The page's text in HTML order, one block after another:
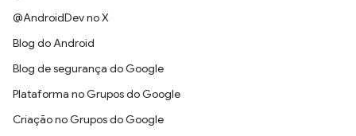
@AndroidDev no X
Blog do Android
Blog de segurança do Google
Plataforma no Grupos do Google
Criação no Grupos do Google